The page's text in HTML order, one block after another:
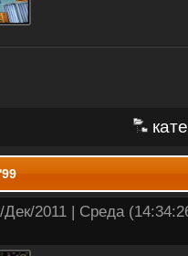
Дек/2011 | Среда